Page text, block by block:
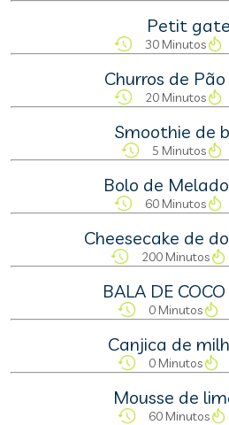
Petit
30 Minutos
Churros de
20 Minutos
Smoothie de
5 Minutos
Bolo de
60 Minutos
Cheesecake de
200 Minutos
BALA DE
0 Minutos
Canjica de
0 Minutos
Mousse de
60 Minutos